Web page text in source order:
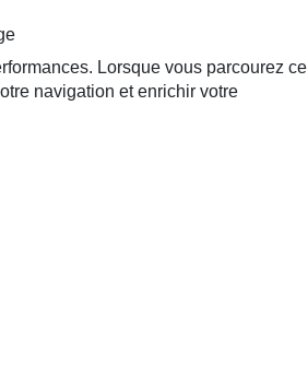
Lorsque vous parcourez ce
navigation et enrichir votre